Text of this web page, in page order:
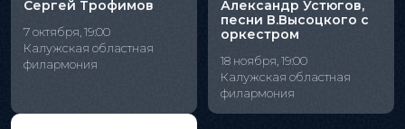
Сергей Трофимов
7 октября, 19:00
Калужская областная
филармония
Александр Устюгов,
песни В.Высоцкого с
оркестром
18 ноября, 19:00
Калужская областная
филармония